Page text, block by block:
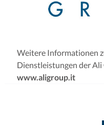
Weitere Informationen
Dienstleistungen der
www.aligroup.it